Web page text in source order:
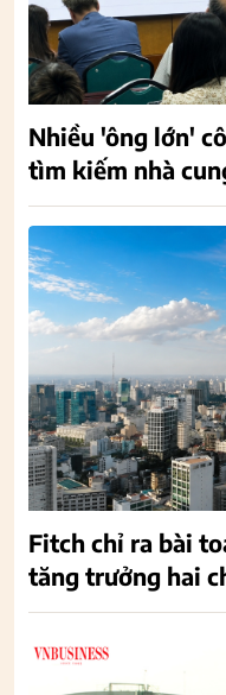
Nhiều 'ông lớn'
tìm kiếm nhà
Fitch chỉ ra bài
tăng trưởng hai